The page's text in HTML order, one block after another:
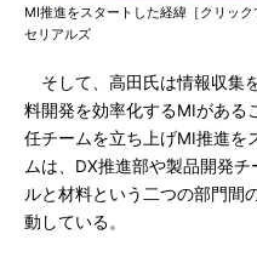
MI推進をスタートした経緯［クリッ
セリアルズ
そして、高田氏は情報収集
料開発を効率化するMIがある
任チームを立ち上げMI推進を
ムは、DX推進部や製品開発
ルと材料という二つの部門間
動している。